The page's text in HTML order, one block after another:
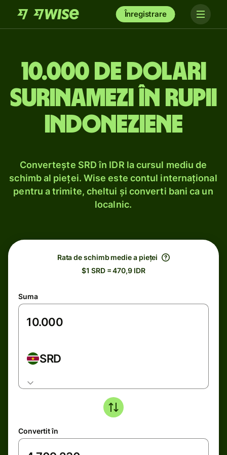
Înregistrare
10.000 de dolari
surinamezi în rupii
indoneziene
Convertește SRD în IDR la cursul mediu de
schimb al pieței. Wise este contul internațional
pentru a trimite, cheltui și converti bani ca un
localnic.
Rata de schimb medie a pieței
$1 SRD = 470,9 IDR
Suma
SRD
Convertit în